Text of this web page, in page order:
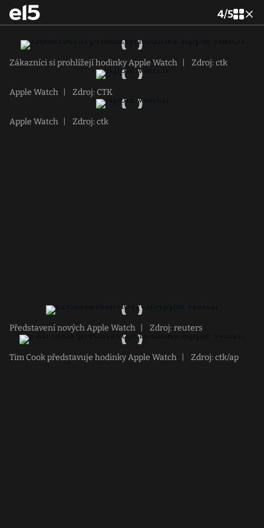
4/5
Zákazníci si prohlížejí hodinky Apple Watch Zdroj: ctk
Apple Watch Zdroj: CTK
Apple Watch Zdroj: ctk
Představení nových Apple Watch Zdroj: reuters
Tim Cook představuje hodinky Apple Watch Zdroj: ctk/ap